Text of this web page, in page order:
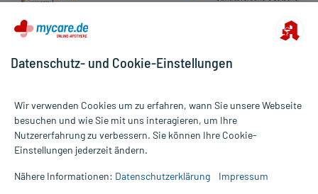
Alle Preise gelten inkl. MwSt., ggf. zzgl. Versandkosten
Informationen auf dieser Website werden ausschließlich für
die Untersuchung und Behandlung durch einen Arzt. Bitte
Datenschutz- und Cookie-Einstellungen
Wir verwenden Cookies um zu erfahren, wann Sie unsere Webseite
besuchen und wie Sie mit uns interagieren, um Ihre
Nutzererfahrung zu verbessern. Sie können Ihre Cookie-
Einstellungen jederzeit ändern.
Nähere Informationen: Datenschutzerklärung Impressum